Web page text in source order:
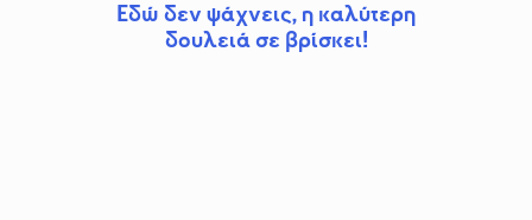
Εδώ δεν ψάχνεις, η καλύτερη
δουλειά σε βρίσκει!